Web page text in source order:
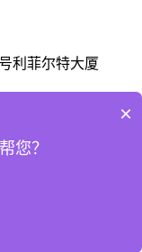
利菲尔特大厦
号
滤） 版权所有
×
您？